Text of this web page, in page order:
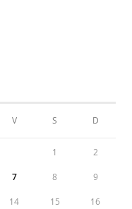
V S D
1 2
7 8 9
14 15 16